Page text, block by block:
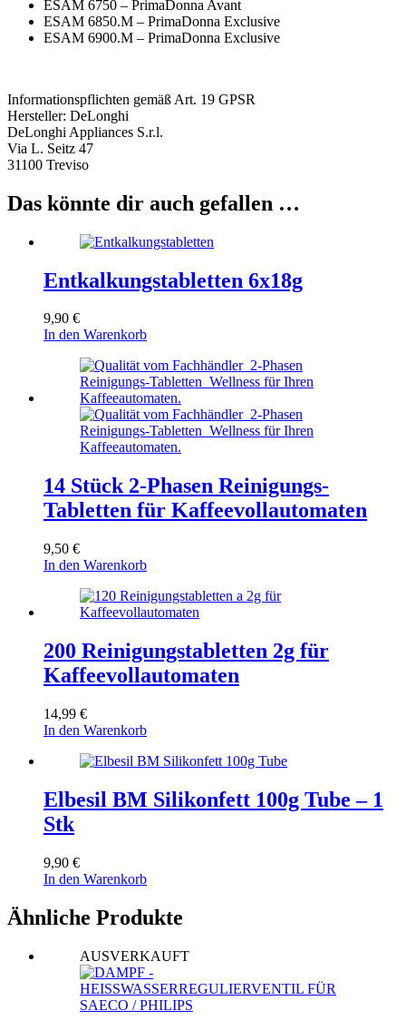
ESAM 6750 – PrimaDonna Avant
ESAM 6850.M – PrimaDonna Exclusive
ESAM 6900.M – PrimaDonna Exclusive
Informationspflichten gemäß Art. 19 GPSR
Hersteller: DeLonghi
DeLonghi Appliances S.r.l.
Via L. Seitz 47
31100 Treviso
Das könnte dir auch gefallen …
Entkalkungstabletten 6x18g
9,90 €
In den Warenkorb
14 Stück 2-Phasen Reinigungs-
Tabletten für Kaffeevollautomaten
9,50 €
In den Warenkorb
200 Reinigungstabletten 2g für
Kaffeevollautomaten
14,99 €
In den Warenkorb
Elbesil BM Silikonfett 100g Tube – 1
Stk
9,90 €
In den Warenkorb
Ähnliche Produkte
AUSVERKAUFT